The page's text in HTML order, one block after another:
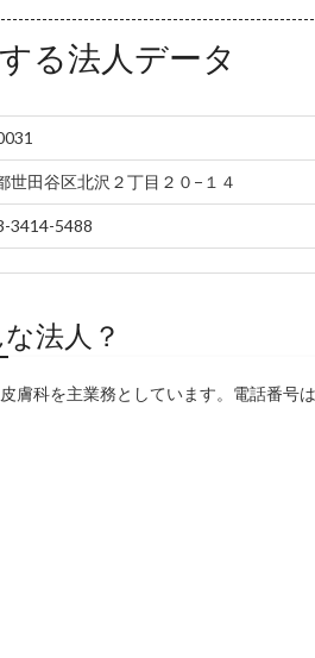
る法人データ
世田谷区北沢２丁目２０−１４
3414-5488
法人？
膚科を主業務としています。電話番号